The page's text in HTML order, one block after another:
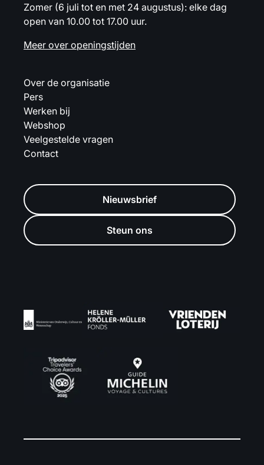
Zomer (6 juli tot en met 24 augustus): elke dag
open van 10.00 tot 17.00 uur.
Meer over openingstijden
Over de organisatie
Pers
Werken bij
Webshop
Veelgestelde vragen
Contact
Nieuwsbrief
Steun ons